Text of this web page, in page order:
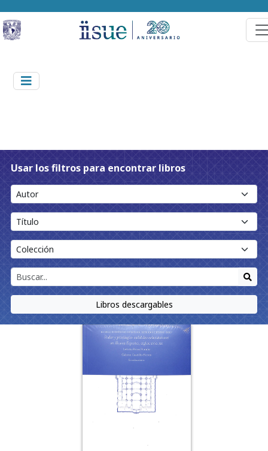
Usar los filtros para encontrar libros
Libros descargables